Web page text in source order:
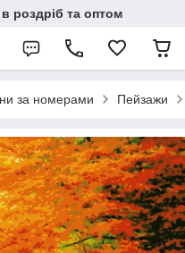
роздріб та оптом
за номерами Пейзажи